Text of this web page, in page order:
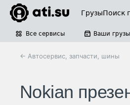
ГрузыПоиск
Все сервисы Ваши грузы
← Автосервис, запчасти, шины
Nokian